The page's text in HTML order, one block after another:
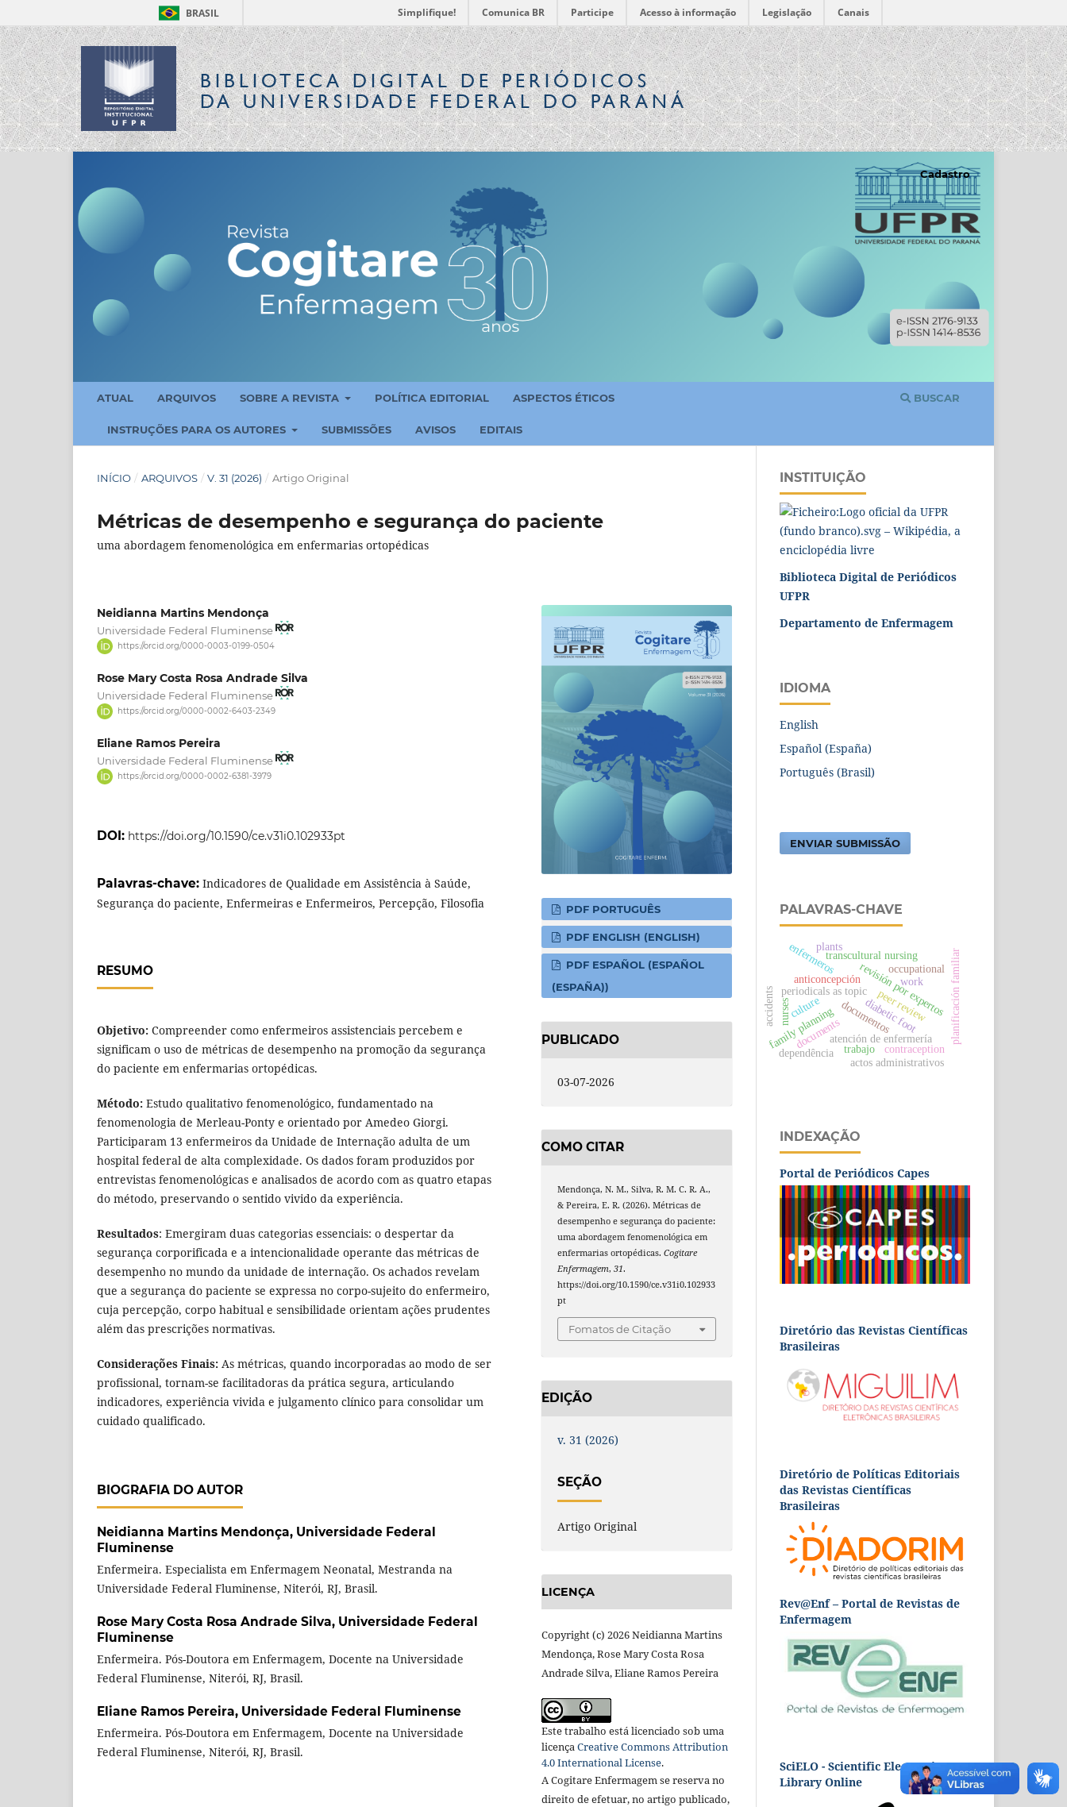
BRASIL Simplifique! Comunica BR Participe Acesso à informação Legislação Canais
BIBLIOTECA DIGITALDE PERIÓDICOS
DA UNIVERSIDADE FEDERAL DO PARANÁ
ATUAL ARQUIVOS SOBRE A REVISTA POLÍTICA EDITORIAL ASPECTOS ÉTICOS
INSTRUÇÕES PARA OS AUTORES SUBMISSÕES AVISOS EDITAIS
BUSCAR
Cadastro
INÍCIO / ARQUIVOS / V. 31 (2026) / Artigo Original
Métricas de desempenho e segurança do paciente
uma abordagem fenomenológica em enfermarias ortopédicas
Neidianna Martins Mendonça
Universidade Federal Fluminense
https://orcid.org/0000-0003-0199-0504
Rose Mary Costa Rosa Andrade Silva
Universidade Federal Fluminense
https://orcid.org/0000-0002-6403-2349
Eliane Ramos Pereira
Universidade Federal Fluminense
https://orcid.org/0000-0002-6381-3979
DOI: https://doi.org/10.1590/ce.v31i0.102933pt
Palavras-chave: Indicadores de Qualidade em Assistência à Saúde,
Segurança do paciente, Enfermeiras e Enfermeiros, Percepção, Filosofia
RESUMO
Objetivo: Compreender como enfermeiros assistenciais percebem e
significam o uso de métricas de desempenho na promoção da segurança
do paciente em enfermarias ortopédicas.
Método: Estudo qualitativo fenomenológico, fundamentado na
fenomenologia de Merleau-Ponty e orientado por Amedeo Giorgi.
Participaram 13 enfermeiros da Unidade de Internação adulta de um
hospital federal de alta complexidade. Os dados foram produzidos por
entrevistas fenomenológicas e analisados de acordo com as quatro etapas
do método, preservando o sentido vivido da experiência.
Resultados: Emergiram duas categorias essenciais: o despertar da
segurança corporificada e a intencionalidade operante das métricas de
desempenho no mundo da unidade de internação. Os achados revelam
que a segurança do paciente se expressa no corpo-sujeito do enfermeiro,
cuja percepção, corpo habitual e sensibilidade orientam ações prudentes
além das prescrições normativas.
Considerações Finais: As métricas, quando incorporadas ao modo de ser
profissional, tornam-se facilitadoras da prática segura, articulando
indicadores, experiência vivida e julgamento clínico para consolidar um
cuidado qualificado.
BIOGRAFIA DO AUTOR
Neidianna Martins Mendonça, Universidade Federal
Fluminense
Enfermeira. Especialista em Enfermagem Neonatal, Mestranda na
Universidade Federal Fluminense, Niterói, RJ, Brasil.
Rose Mary Costa Rosa Andrade Silva, Universidade Federal
Fluminense
Enfermeira. Pós-Doutora em Enfermagem, Docente na Universidade
Federal Fluminense, Niterói, RJ, Brasil.
Eliane Ramos Pereira, Universidade Federal Fluminense
Enfermeira. Pós-Doutora em Enfermagem, Docente na Universidade
Federal Fluminense, Niterói, RJ, Brasil.
PDF PORTUGUÊS
PDF ENGLISH (ENGLISH)
PDF ESPAÑOL (ESPAÑOL
(ESPAÑA))
PUBLICADO
03-07-2026
COMO CITAR
Mendonça, N. M., Silva, R. M. C. R. A.,
& Pereira, E. R. (2026). Métricas de
desempenho e segurança do paciente:
uma abordagem fenomenológica em
enfermarias ortopédicas.Cogitare
Enfermagem,31.
https://doi.org/10.1590/ce.v31i0.102933
pt
Fomatos de Citação
EDIÇÃO
v. 31 (2026)
SEÇÃO
Artigo Original
LICENÇA
Copyright (c) 2026 Neidianna Martins
Mendonça, Rose Mary Costa Rosa
Andrade Silva, Eliane Ramos Pereira
Este trabalho está licenciado sob uma
licençaCreative Commons Attribution
4.0 International License.
A Cogitare Enfermagem se reserva no
direito de efetuar, no artigo publicado,
INSTITUIÇÃO
Biblioteca Digital de Periódicos
UFPR
Departamento de Enfermagem
IDIOMA
English
Español (España)
Português (Brasil)
ENVIAR SUBMISSÃO
PALAVRAS-CHAVE
documentos
periodicals as topicrevisión por expertos
transcultural nursing
atención de enfermería
family planning contraception
planificación familiar
anticoncepción
peer review
documents
nurses
actos administrativos
enfermeros
accidents
occupational
diabetic foot
dependência
culture
plants
work
trabajo
INDEXAÇÃO
Portal de Periódicos Capes
Diretório das Revistas Científicas
Brasileiras
Diretório de Políticas Editoriais
das Revistas Científicas
Brasileiras
Rev@Enf – Portal de Revistas de
Enfermagem
SciELO - Scientific Electronic
Library Online